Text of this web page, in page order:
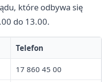
które odbywa się
do 13.00.
Telefon
17 860 45 00